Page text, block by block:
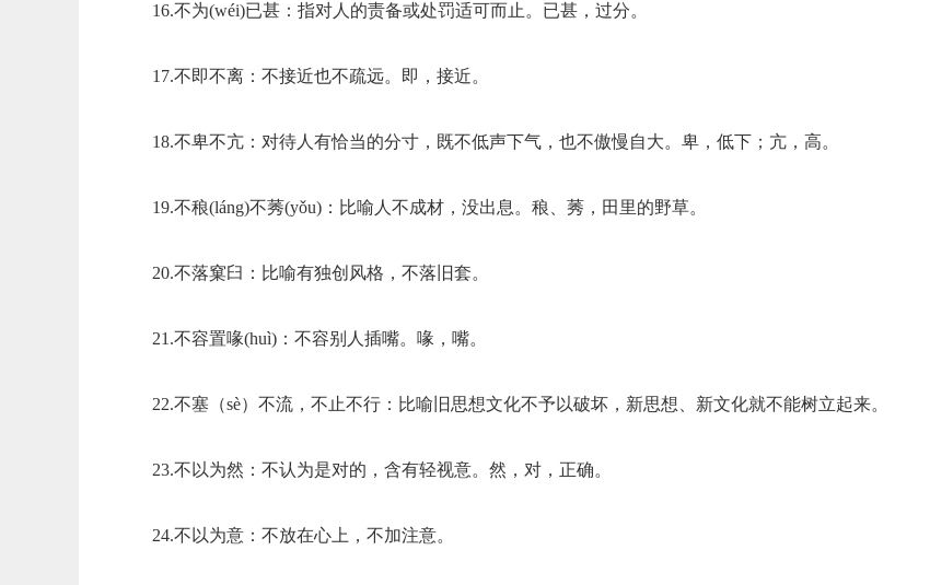
16.不为(wéi)已甚：指对人的责备或处罚适可而止。已甚，过分。
17.不即不离：不接近也不疏远。即，接近。
18.不卑不亢：对待人有恰当的分寸，既不低声下气，也不傲慢自大。卑，低下；亢，高。
19.不稂(láng)不莠(yǒu)：比喻人不成材，没出息。稂、莠，田里的野草。
20.不落窠臼：比喻有独创风格，不落旧套。
21.不容置喙(huì)：不容别人插嘴。喙，嘴。
22.不塞（sè）不流，不止不行：比喻旧思想文化不予以破坏，新思想、新文化就不能树立起来。
23.不以为然：不认为是对的，含有轻视意。然，对，正确。
24.不以为意：不放在心上，不加注意。